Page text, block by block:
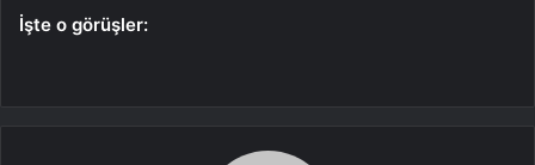
İşte o görüşler: